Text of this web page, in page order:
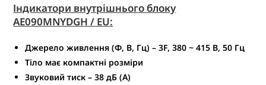
Індикатори внутрішнього блоку
AE090MNYDGH / EU:
Джерело живлення (Φ, В, Гц) – 3F, 380 ~ 415 В, 50 Гц
Тіло має компактні розміри
Звуковий тиск – 38 дБ (А)